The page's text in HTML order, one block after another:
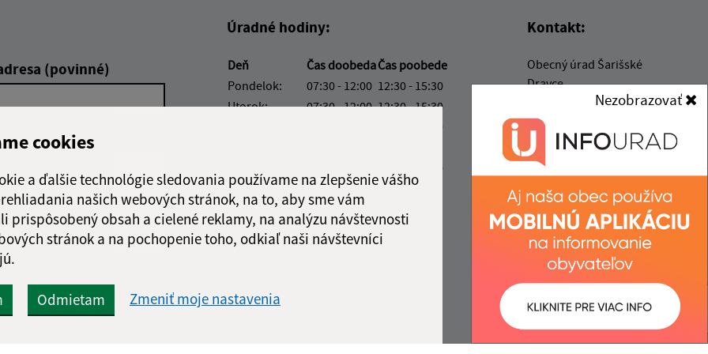
cookies
a ďalšie technológie sledovania používame na zlepšenie vášho
našich webových stránok, na to, aby sme vám
prispôsobený obsah a cielené reklamy, na analýzu návštevnosti
stránok a na pochopenie toho, odkiaľ naši návštevníci
Odmietam Zmeniť moje nastavenia
Nezobrazovať
(povinné)
Google reCaptcha Response
Odoslať
správu
Úradné hodiny:
Deň Čas doobedaČas poobede
Pondelok:
07:30 - 12:00 12:30 - 15:30
Utorok:
07:30 - 12:00 12:30 - 15:30
12:30 - 16:00
12:30 - 15:30
Obedňajšia prestávka:
Kontakt:
Obecný úrad Šarišské
Dravce
Šarišské Dravce 109
082 73 Šarišské Dravce
info@sardravce.sk
+421 51 4597 221
IČO: 00327794